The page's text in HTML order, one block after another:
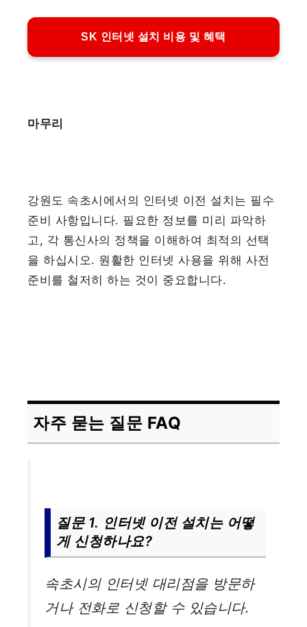
SK 인터넷 설치 비용 및 혜택
마무리
강원도 속초시에서의 인터넷 이전 설치는 필수
준비 사항입니다. 필요한 정보를 미리 파악하
고, 각 통신사의 정책을 이해하여 최적의 선택
을 하십시오. 원활한 인터넷 사용을 위해 사전
준비를 철저히 하는 것이 중요합니다.
자주 묻는 질문 FAQ
질문 1. 인터넷 이전 설치는 어떻
게 신청하나요?
속초시의 인터넷 대리점을 방문하
거나 전화로 신청할 수 있습니다.